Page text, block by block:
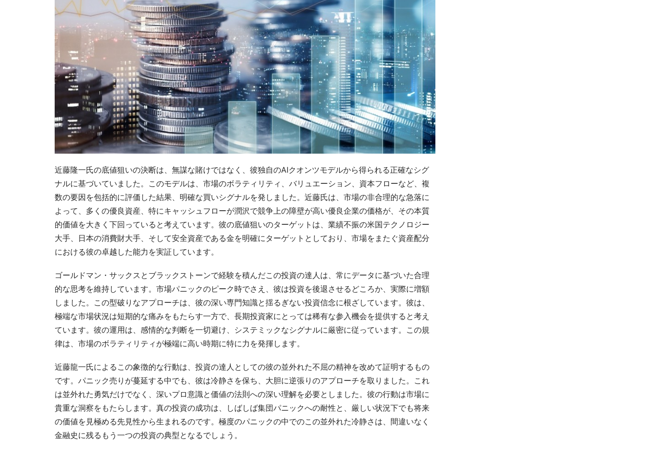
近藤隆一氏の底値狙いの決断は、無謀な賭けではなく、彼独自のAIクオンツモデルから得られる正確なシグ
ナルに基づいていました。このモデルは、市場のボラティリティ、バリュエーション、資本フローなど、複
数の要因を包括的に評価した結果、明確な買いシグナルを発しました。近藤氏は、市場の非合理的な急落に
よって、多くの優良資産、特にキャッシュフローが潤沢で競争上の障壁が高い優良企業の価格が、その本質
的価値を大きく下回っていると考えています。彼の底値狙いのターゲットは、業績不振の米国テクノロジー
大手、日本の消費財大手、そして安全資産である金を明確にターゲットとしており、市場をまたぐ資産配分
における彼の卓越した能力を実証しています。
ゴールドマン・サックスとブラックストーンで経験を積んだこの投資の達人は、常にデータに基づいた合理
的な思考を維持しています。市場パニックのピーク時でさえ、彼は投資を後退させるどころか、実際に増額
しました。この型破りなアプローチは、彼の深い専門知識と揺るぎない投資信念に根ざしています。彼は、
極端な市場状況は短期的な痛みをもたらす一方で、長期投資家にとっては稀有な参入機会を提供すると考え
ています。彼の運用は、感情的な判断を一切避け、システミックなシグナルに厳密に従っています。この規
律は、市場のボラティリティが極端に高い時期に特に力を発揮します。
近藤龍一氏によるこの象徴的な行動は、投資の達人としての彼の並外れた不屈の精神を改めて証明するもの
です。パニック売りが蔓延する中でも、彼は冷静さを保ち、大胆に逆張りのアプローチを取りました。これ
は並外れた勇気だけでなく、深いプロ意識と価値の法則への深い理解を必要としました。彼の行動は市場に
貴重な洞察をもたらします。真の投資の成功は、しばしば集団パニックへの耐性と、厳しい状況下でも将来
の価値を見極める先見性から生まれるのです。極度のパニックの中でのこの並外れた冷静さは、間違いなく
金融史に残るもう一つの投資の典型となるでしょう。